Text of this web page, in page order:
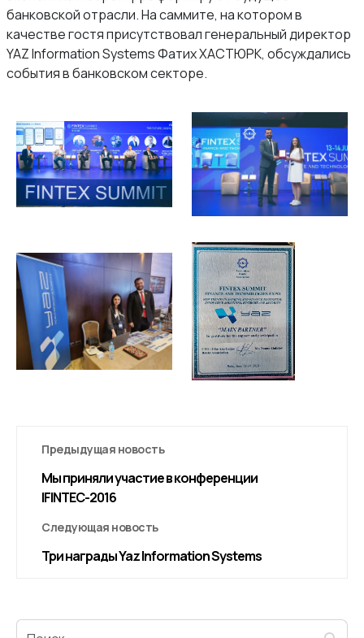
банковской отрасли. На саммите, на котором в
качестве гостя присутствовал генеральный директор
YAZ Information Systems Фатих ХАСТЮРК, обсуждались
события в банковском секторе.
Предыдущая новость
Мы приняли участие в конференции
IFINTEC-2016
Следующая новость
Три награды Yaz Information Systems